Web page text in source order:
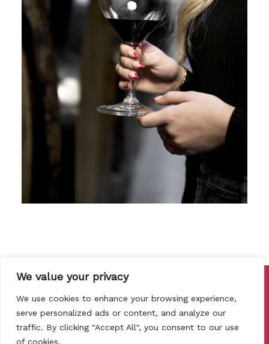
We value your privacy
We use cookies to enhance your browsing experience,
serve personalized ads or content, and analyze our
traffic. By clicking "Accept All", you consent to our use
of cookies.
Copyright © 2026 Cata de Vinos Barcelona
Política de privadesa
Política de Cookies
Termes de Cancel·lació I